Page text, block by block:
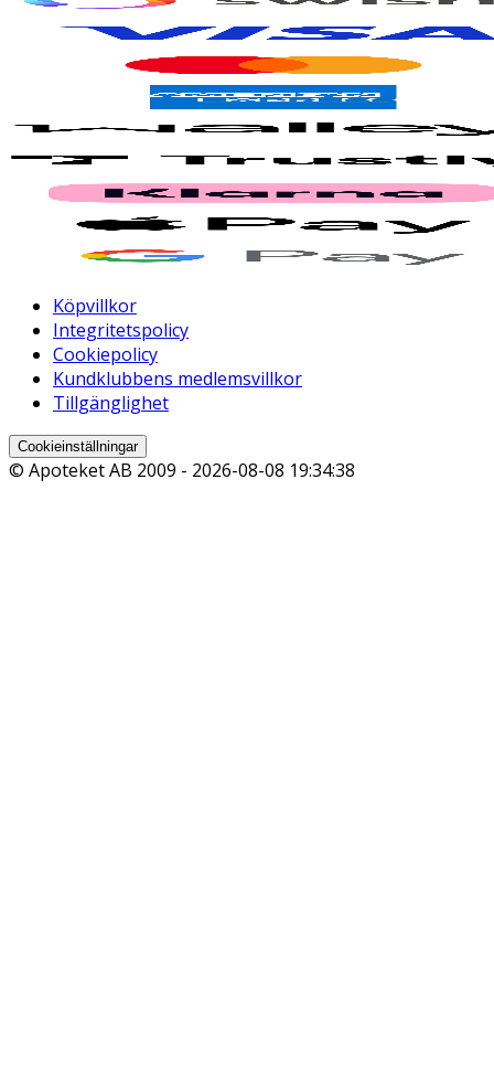
Köpvillkor
Integritetspolicy
Cookiepolicy
Kundklubbens medlemsvillkor
Tillgänglighet
Cookieinställningar
© Apoteket AB 2009 - 2026-08-08 19:34:38